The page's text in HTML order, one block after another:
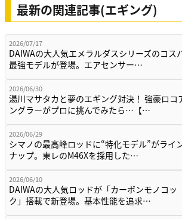
最新の関連記事(エギング)
2026/07/17
DAIWAの大人気エメラルダスシリーズのコス
最強モデルが登場。エアセンサー…
2026/06/30
湯川マサタカと夢のエギング対決！ 強豪ロコ
ングラーがプロに挑んでみたら…【…
2026/06/29
シマノの最高峰ロッドに“特化モデル”がライ
ナップ。東レのM46Xを採用した…
2026/06/10
DAIWAの大人気ロッドが「カーボンモノコッ
ク」搭載で新登場。基本性能を追求…